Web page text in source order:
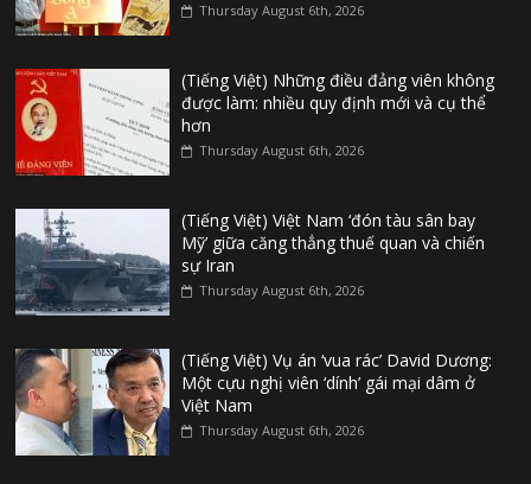
Thursday August 6th, 2026
(Tiếng Việt) Những điều đảng viên không
được làm: nhiều quy định mới và cụ thể
hơn
Thursday August 6th, 2026
(Tiếng Việt) Việt Nam ‘đón tàu sân bay
Mỹ’ giữa căng thẳng thuế quan và chiến
sự Iran
Thursday August 6th, 2026
(Tiếng Việt) Vụ án ‘vua rác’ David Dương:
Một cựu nghị viên ‘dính’ gái mại dâm ở
Việt Nam
Thursday August 6th, 2026